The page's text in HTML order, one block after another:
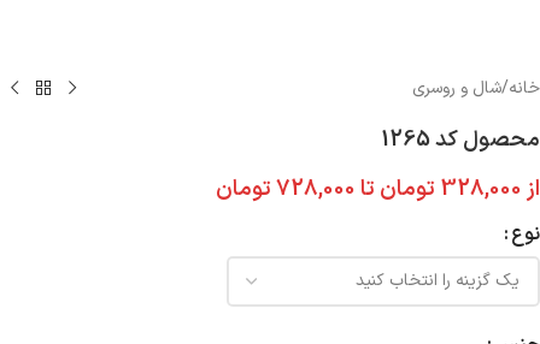
خانه/شال و روسری
محصول کد 1265
از 328,000 تومان تا 728,000تومان
نوع